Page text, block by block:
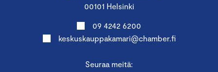
00101 Helsinki
09 4242 6200
keskuskauppakamari@chamber.fi
Seuraa meitä: